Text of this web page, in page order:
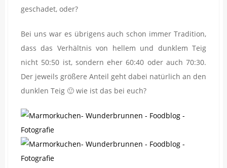
geschadet, oder?
Bei uns war es übrigens auch schon immer Tradition,
dass das Verhältnis von hellem und dunklem Teig
nicht 50:50 ist, sondern eher 60:40 oder auch 70:30.
Der jeweils größere Anteil geht dabei natürlich an den
dunklen Teig 🙂 wie ist das bei euch?